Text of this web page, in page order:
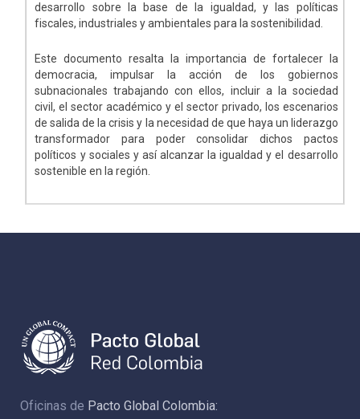
desarrollo sobre la base de la igualdad, y las políticas
fiscales, industriales y ambientales para la sostenibilidad.
Este documento resalta la importancia de fortalecer la
democracia, impulsar la acción de los gobiernos
subnacionales trabajando con ellos, incluir a la sociedad
civil, el sector académico y el sector privado, los escenarios
de salida de la crisis y la necesidad de que haya un liderazgo
transformador para poder consolidar dichos pactos
políticos y sociales y así alcanzar la igualdad y el desarrollo
sostenible en la región.
Oficinas de Pacto Global Colombia: